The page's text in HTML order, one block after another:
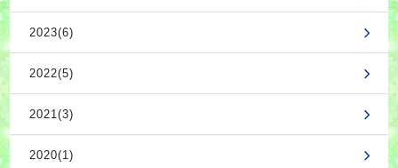
2023(6)
2022(5)
2021(3)
2020(1)